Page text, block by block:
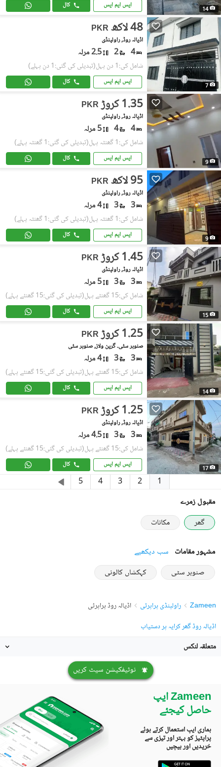
14 ایس ایم ایس کال
7
PKR 48 لاکھ
اڈیالہ روڈ, راولپنڈی
4
2 2.5 مرلہ
شامل کی:1 دن پہل (تبدیلی کی گئی:1 دن پہلے)
ایس ایم ایس کال
9
PKR 1.35 کروڑ
اڈیالہ روڈ, راولپنڈی
4
4 5 مرلہ
شامل کی:1 گھنٹہ پہل (تبدیلی کی گئی:1 گھنٹہ پہلے)
ایس ایم ایس کال
9
PKR 95 لاکھ
اڈیالہ روڈ, راولپنڈی
3
3 4 مرلہ
شامل کی:1 گھنٹہ پہل (تبدیلی کی گئی:1 گھنٹہ پہلے)
ایس ایم ایس کال
15
PKR 1.45 کروڑ
اڈیالہ روڈ, راولپنڈی
3
3 5 مرلہ
شامل کی:15 گھنٹے پہل (تبدیلی کی گئی:15 گھنٹے پہلے)
ایس ایم ایس کال
14
PKR 1.25 کروڑ
صنوبر سٹی۔ گرین ولاز, صنوبر سٹی
3
3 4 مرلہ
شامل کی:15 گھنٹے پہل (تبدیلی کی گئی:15 گھنٹے پہلے)
ایس ایم ایس کال
17
PKR 1.25 کروڑ
اڈیالہ روڈ, راولپنڈی
3
3 4.5 مرلہ
شامل کی:15 گھنٹے پہل (تبدیلی کی گئی:15 گھنٹے پہلے)
ایس ایم ایس کال
1
2
3
4
5
مقبول زمرے
گھر
مکانات
مشہور مقامات سب دیکھیے
صنوبر سٹی
کہکشاں کالونی
Zameen راولپنڈی پراپرٹی
اڈیالہ روڈ پراپرٹی
اڈیالہ روڈ گھر کرایہ پر دستیاب
متعلقہ لنکس
نوٹیفکیشن سیٹ کریں
Zameen ایپ
حاصل کیجئے
ہماری ایپ استعمال کرتے ہوئے
پراپٹیز کو بہتر اور تیزی سے
خریدیں اور بیچیں